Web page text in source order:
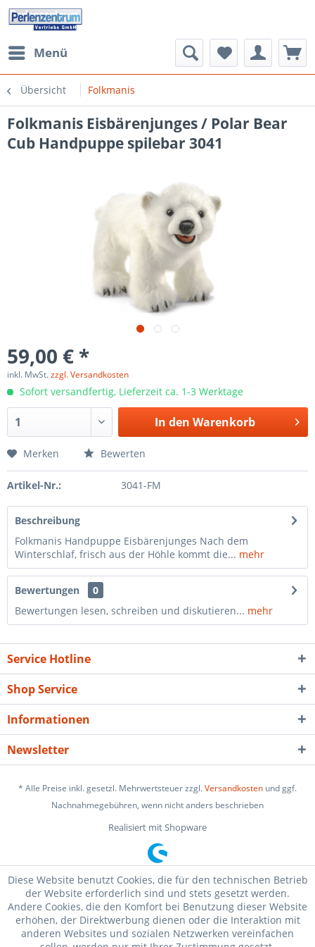
Menü
Übersicht Folkmanis
Folkmanis Eisbärenjunges / Polar Bear
Cub Handpuppe spilebar 3041
59,00 € *
inkl. MwSt.zzgl. Versandkosten
Sofort versandfertig, Lieferzeit ca. 1-3 Werktage
In den Warenkorb
Merken Bewerten
Artikel-Nr.: 3041-FM
Beschreibung
Folkmanis Handpuppe Eisbärenjunges Nach dem
Winterschlaf, frisch aus der Höhle kommt die... mehr
Bewertungen
0
Bewertungen lesen, schreiben und diskutieren... mehr
Service Hotline
Shop Service
Informationen
Newsletter
* Alle Preise inkl. gesetzl. Mehrwertsteuer zzgl.Versandkosten und ggf.
Nachnahmegebühren, wenn nicht anders beschrieben
Realisiert mit Shopware
Diese Website benutzt Cookies, die für den technischen Betrieb
der Website erforderlich sind und stets gesetzt werden.
Andere Cookies, die den Komfort bei Benutzung dieser Website
erhöhen, der Direktwerbung dienen oder die Interaktion mit
anderen Websites und sozialen Netzwerken vereinfachen